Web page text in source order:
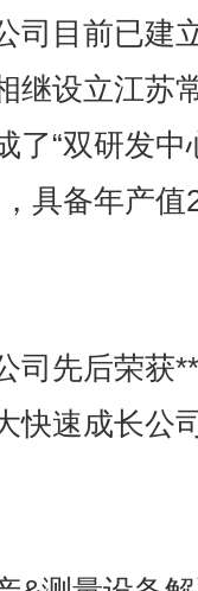
司目前已建
继设立江苏
了“双研发
具备年产
司先后荣获
快速成长公